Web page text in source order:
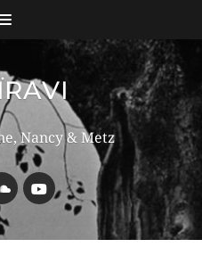
Nancy & Metz